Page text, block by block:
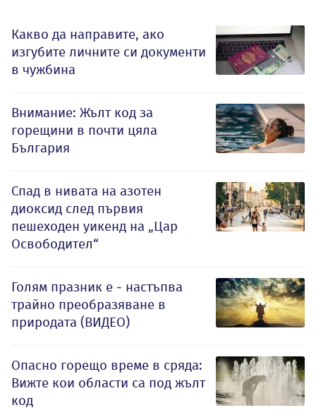
Какво да направите, ако
изгубите личните си документи
в чужбина
Внимание: Жълт код за
горещини в почти цяла
България
Спад в нивата на азотен
диоксид след първия
пешеходен уикенд на „Цар
Освободител“
Голям празник е - настъпва
трайно преобразяване в
природата (ВИДЕО)
Опасно горещо време в сряда:
Вижте кои области са под жълт
код